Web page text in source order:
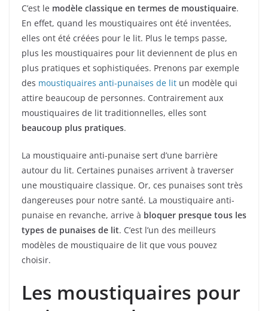
C’est le modèle classique en termes de moustiquaire.
En effet, quand les moustiquaires ont été inventées,
elles ont été créées pour le lit. Plus le temps passe,
plus les moustiquaires pour lit deviennent de plus en
plus pratiques et sophistiquées. Prenons par exemple
des moustiquaires anti-punaises de lit un modèle qui
attire beaucoup de personnes. Contrairement aux
moustiquaires de lit traditionnelles, elles sont
beaucoup plus pratiques.
La moustiquaire anti-punaise sert d’une barrière
autour du lit. Certaines punaises arrivent à traverser
une moustiquaire classique. Or, ces punaises sont très
dangereuses pour notre santé. La moustiquaire anti-
punaise en revanche, arrive à bloquer presque tous les
types de punaises de lit. C’est l’un des meilleurs
modèles de moustiquaire de lit que vous pouvez
choisir.
Les moustiquaires pour